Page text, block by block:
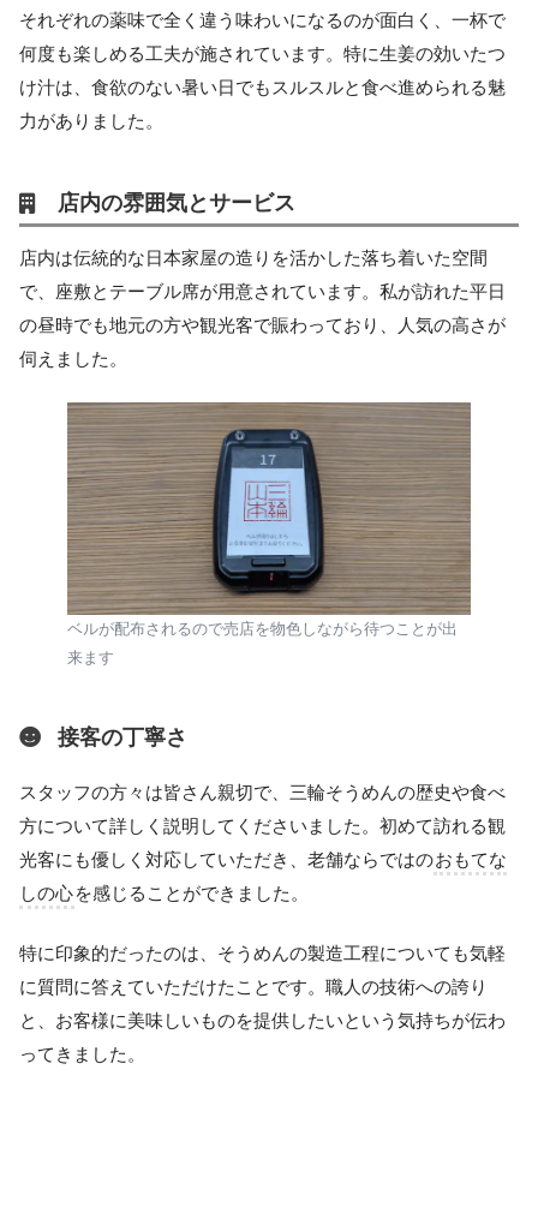
それぞれの薬味で全く違う味わいになるのが面白く、一杯で
何度も楽しめる工夫が施されています。特に生姜の効いたつ
け汁は、食欲のない暑い日でもスルスルと食べ進められる魅
力がありました。
店内の雰囲気とサービス
店内は伝統的な日本家屋の造りを活かした落ち着いた空間
で、座敷とテーブル席が用意されています。私が訪れた平日
の昼時でも地元の方や観光客で賑わっており、人気の高さが
伺えました。
ベルが配布されるので売店を物色しながら待つことが出
来ます
接客の丁寧さ
スタッフの方々は皆さん親切で、三輪そうめんの歴史や食べ
方について詳しく説明してくださいました。初めて訪れる観
光客にも優しく対応していただき、老舗ならではのおもてな
しの心を感じることができました。
特に印象的だったのは、そうめんの製造工程についても気軽
に質問に答えていただけたことです。職人の技術への誇り
と、お客様に美味しいものを提供したいという気持ちが伝わ
ってきました。